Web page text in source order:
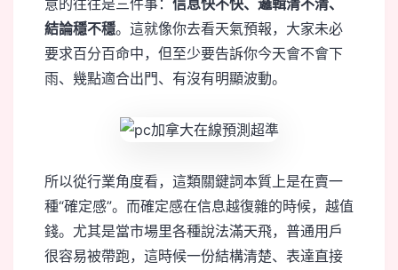
結論穩不穩。這就像你去看天氣預報，大家未必
要求百分百命中，但至少要告訴你今天會不會下
雨、幾點適合出門、有沒有明顯波動。
所以從行業角度看，這類關鍵詞本質上是在賣一
種“確定感”。而確定感在信息越復雜的時候，越值
錢。尤其是當市場里各種說法滿天飛，普通用戶
很容易被帶跑，這時候一份結構清楚、表達直接